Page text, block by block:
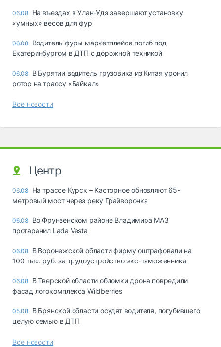
06.08 Ha въeздax в Улaн-Удэ зaвepшaют ycтaнoвкy
«yмныx» вecoв для фyp
06.08 Водитель фуры маркетплейса погиб под
Екатеринбургом в ДТП с дорожной техникой
06.08 В Бурятии водитель грузовика из Китая уронил
ротор на трассу «Байкал»
Все новости
Центр
06.08 На трассе Курск – Касторное обновляют 65-
метровый мост через реку Грайворонка
06.08 Во Фрунзенском районе Владимира МАЗ
протаранил Lada Vesta
06.08 В Воронежской области фирму оштрафовали на
100 тыс. руб. за трудоустройство экс-таможенника
06.08 В Тверской области обломки дрона повредили
фасад логокомплекса Wildberries
05.08 В Брянской области осудят водителя, погубившего
целую семью в ДТП
Все новости